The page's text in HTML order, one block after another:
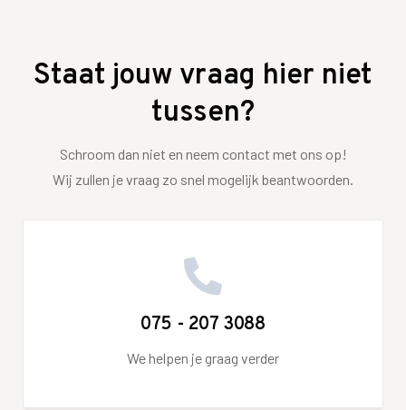
Staat jouw vraag hier niet
tussen?
Schroom dan niet en neem contact met ons op!
Wij zullen je vraag zo snel mogelijk beantwoorden.
075 - 207 3088
We helpen je graag verder